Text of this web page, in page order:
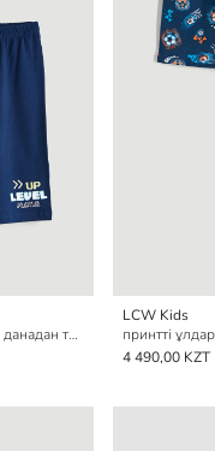
принтті ұлдарға арналған пижама шорты 2 данадан тұратын pack
LCW Kids
4 490,00 KZT